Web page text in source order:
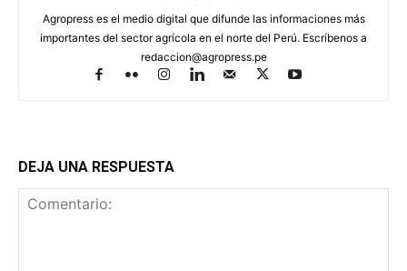
Agropress es el medio digital que difunde las informaciones más
importantes del sector agrícola en el norte del Perú. Escríbenos a
redaccion@agropress.pe
DEJA UNA RESPUESTA